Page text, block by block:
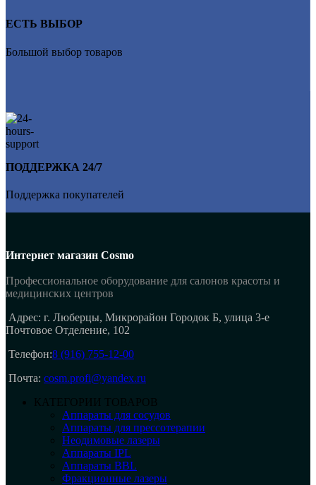
ЕСТЬ ВЫБОР
Большой выбор товаров
ПОДДЕРЖКА 24/7
Поддержка покупателей
Интернет магазин Cosmo
Профессиональное оборудование для салонов красоты и
медицинских центров
Адрес: г. Люберцы, Микрорайон Городок Б, улица 3-е
Почтовое Отделение, 102
Телефон:8 (916) 755-12-00
Почта: cosm.profi@yandex.ru
КАТЕГОРИИ ТОВАРОВ
Аппараты для сосудов
Аппараты для прессотерапии
Неодимовые лазеры
Аппараты IPL
Аппараты BBL
Фракционные лазеры